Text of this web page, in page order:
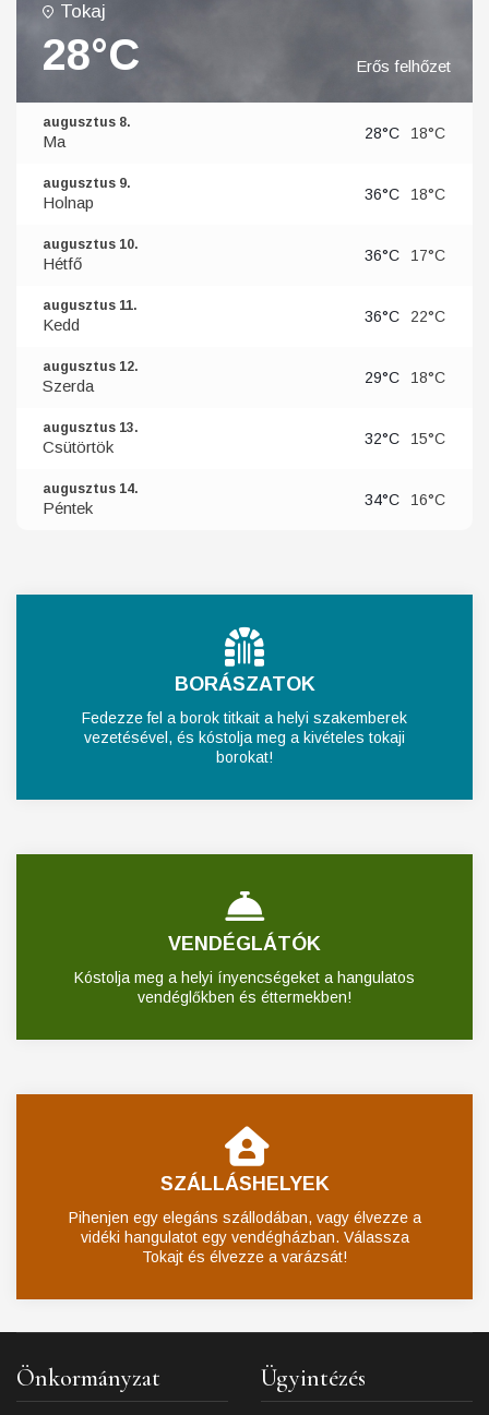
Tokaj
28°C Erős felhőzet
augusztus 8.
Ma 28°C 18°C
augusztus 9.
Holnap 36°C 18°C
augusztus 10.
Hétfő 36°C 17°C
augusztus 11.
Kedd 36°C 22°C
augusztus 12.
Szerda 29°C 18°C
augusztus 13.
Csütörtök 32°C 15°C
augusztus 14.
Péntek 34°C 16°C
BORÁSZATOK
Fedezze fel a borok titkait a helyi szakemberek
vezetésével, és kóstolja meg a kivételes tokaji
borokat!
VENDÉGLÁTÓK
Kóstolja meg a helyi ínyencségeket a hangulatos
vendéglőkben és éttermekben!
SZÁLLÁSHELYEK
Pihenjen egy elegáns szállodában, vagy élvezze a
vidéki hangulatot egy vendégházban. Válassza
Tokajt és élvezze a varázsát!
Önkormányzat Ügyintézés